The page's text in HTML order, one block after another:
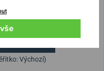
velikostí
Výchozí)